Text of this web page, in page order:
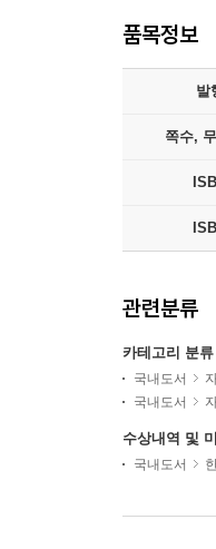
품목정보
발
쪽수,
관련분류
카테고리 분류
국내도서
국내도서
수상내역 및
국내도서